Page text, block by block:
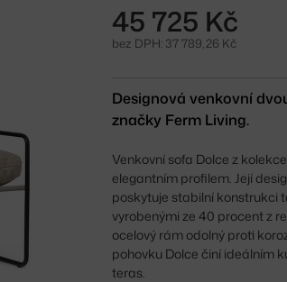
45 725 Kč
bez DPH: 37 789,26 Kč
Designová venkovní
značky Ferm Living.
Venkovní sofa Dolce z
elegantním profilem. Její
poskytuje stabilní konstrukci
vyrobenými ze 40 procent z
ocelový rám odolný proti
pohovku Dolce činí ideálním
teras.